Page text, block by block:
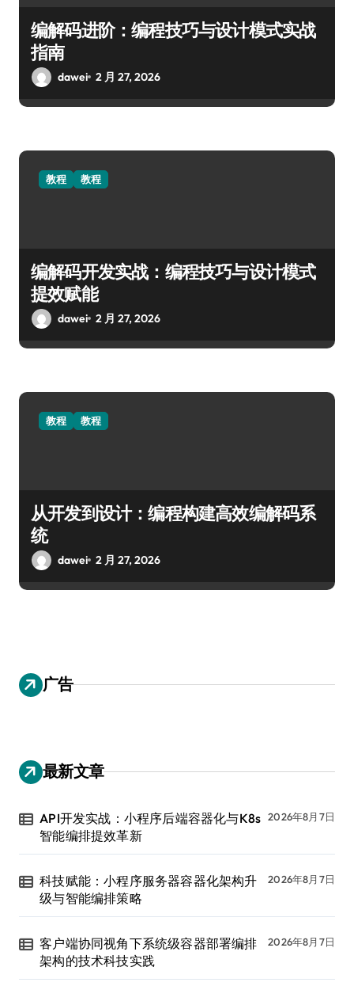
编解码进阶：编程技巧与设计模式实战
指南
dawei 2 月 27, 2026
教程 教程
编解码开发实战：编程技巧与设计模式
提效赋能
dawei 2 月 27, 2026
教程 教程
从开发到设计：编程构建高效编解码系
统
dawei 2 月 27, 2026
广告
最新文章
API开发实战：小程序后端容器化与K8s
智能编排提效革新
2026年8月7日
科技赋能：小程序服务器容器化架构升
级与智能编排策略
2026年8月7日
客户端协同视角下系统级容器部署编排
架构的技术科技实践
2026年8月7日